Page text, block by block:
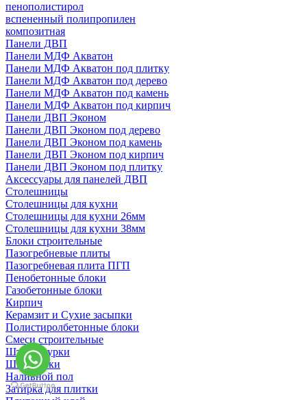
пенополистирол
вспененный полипропилен
композитная
Панели ДВП
Панели МДФ Акватон
Панели МДФ Акватон под плитку
Панели МДФ Акватон под дерево
Панели МДФ Акватон под камень
Панели МДФ Акватон под кирпич
Панели ДВП Эконом
Панели ДВП Эконом под дерево
Панели ДВП Эконом под камень
Панели ДВП Эконом под кирпич
Панели ДВП Эконом под плитку
Аксессуары для панелей ДВП
Столешницы
Столешницы для кухни
Столешницы для кухни 26мм
Столешницы для кухни 38мм
Блоки строительные
Пазогребневые плиты
Пазогребневая плита ПГП
Пенобетонные блоки
Газобетонные блоки
Кирпич
Керамзит и Сухие засыпки
Полистиролбетонные блоки
Смеси строительные
Штукартурки
Шпаклевки
Наливной пол
Затирка для плитки